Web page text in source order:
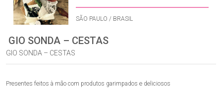
SÃO PAULO / BRASIL
GIO SONDA – CESTAS
GIO SONDA – CESTAS
Presentes feitos à mão com produtos garimpados e deliciosos